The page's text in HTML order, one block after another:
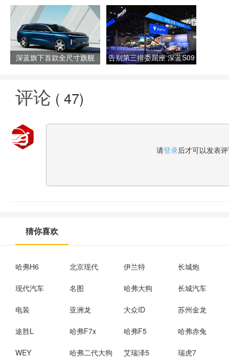
深蓝旗下首款全尺寸旗舰
告别第三排委屈座 深蓝S09
评论 ( 47)
请登录后才可以发表
猜你喜欢
哈弗H6 北京现代 伊兰特 长城炮
现代汽车 名图 哈弗大狗 长城汽车
电装 亚洲龙 大众ID 苏州金龙
途胜L 哈弗F7x 哈弗F5 哈弗赤兔
WEY 哈弗二代大狗 艾瑞泽5 瑞虎7